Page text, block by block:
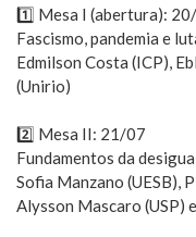
1️⃣ Mesa I (abertura):
Fascismo, pandemia e
Edmilson Costa (ICP),
(Unirio)
2️⃣ Mesa II: 21/07
Fundamentos da
Sofia Manzano (UESB),
Alysson Mascaro (USP)